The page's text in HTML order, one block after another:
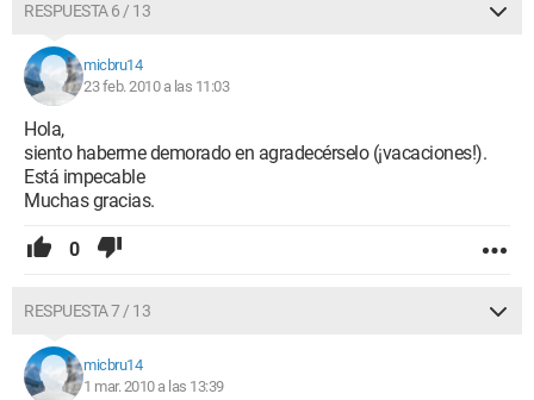
RESPUESTA 6 / 13
micbru14
23 feb. 2010 a las 11:03
Hola,
siento haberme demorado en agradecérselo (¡vacaciones!).
Está impecable
Muchas gracias.
0
RESPUESTA 7 / 13
micbru14
1 mar. 2010 a las 13:39